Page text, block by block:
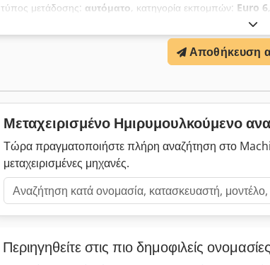
τύπος μετάδοσης: αυτόματο, κατηγορία εκπομπών: Euro 6
Bluetooth, κάμερα οπισθοπορείας,
ελέγχου ταχύτητας, υπολογιστής επί του οχήματος,
βραχίονας 1400mm Σταθεροποιητές Τηλεχειρισμός
με 43 κρίκους Γάντζοι BKGC Ωρομετρητής Ερμάρια
Αποθήκευση
Μεταχειρισμένο Ημιρυμουλκούμενο
Τώρα πραγματοποιήστε πλήρη αναζήτηση στο
μεταχειρισμένες μηχανές.
Περιηγηθείτε στις πιο δημοφιλείς